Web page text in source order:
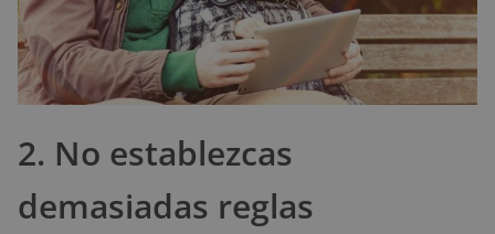
2. No establezcas
demasiadas reglas